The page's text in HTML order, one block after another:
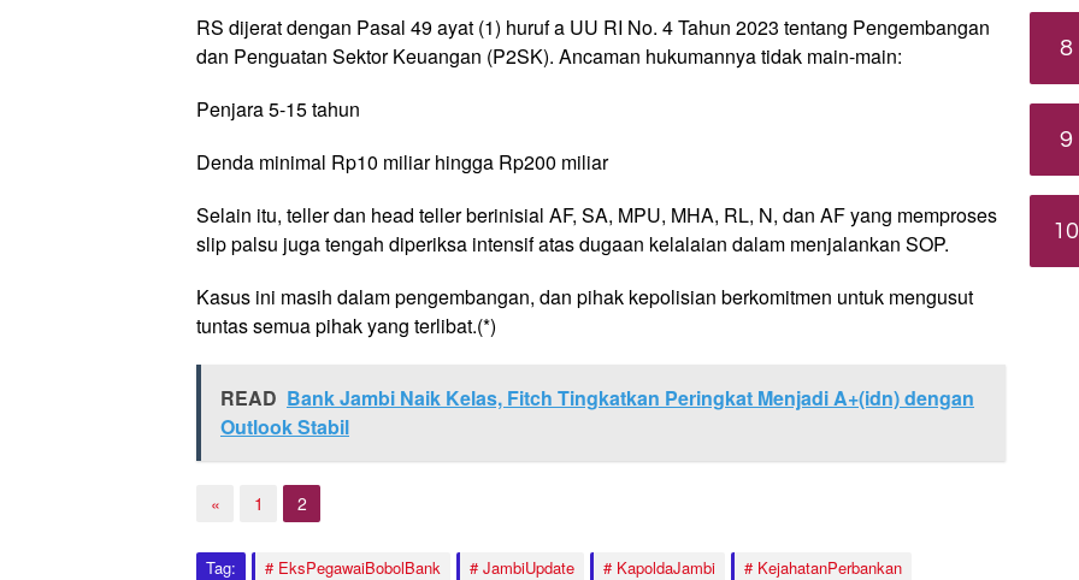
RS dijerat dengan Pasal 49 ayat (1) huruf a UU RI No. 4 Tahun 2023 tentang Pengembangan
dan Penguatan Sektor Keuangan (P2SK). Ancaman hukumannya tidak main-main:
Penjara 5-15 tahun
Denda minimal Rp10 miliar hingga Rp200 miliar
Selain itu, teller dan head teller berinisial AF, SA, MPU, MHA, RL, N, dan AF yang memproses
slip palsu juga tengah diperiksa intensif atas dugaan kelalaian dalam menjalankan SOP.
Kasus ini masih dalam pengembangan, dan pihak kepolisian berkomitmen untuk mengusut
tuntas semua pihak yang terlibat.(*)
READ Bank Jambi Naik Kelas, Fitch Tingkatkan Peringkat Menjadi A+(idn) dengan
Outlook Stabil
« 1 2
Tag: EksPegawaiBobolBank JambiUpdate KapoldaJambi
KejahatanPerbankan
8
9
10